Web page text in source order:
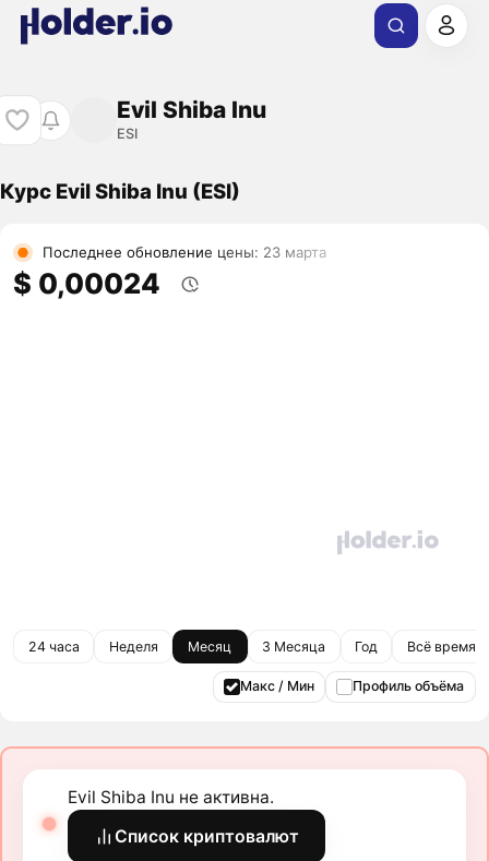
Evil Shiba Inu
ESI
Курс Evil Shiba Inu (ESI)
Последнее обновление цены: 23 марта
$ 0,00024
24 часа Неделя Месяц 3 Месяца Год Всё время
Макс / Мин Профиль объёма
Evil Shiba Inu не активна.
Список криптовалют